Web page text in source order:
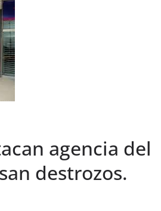
agencia del
destrozos.